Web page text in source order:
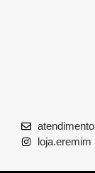
loja.eremim